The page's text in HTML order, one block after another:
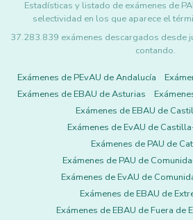
Estadísticas y listado de exámenes de
selectividad en los que aparece el
37.283.839 exámenes descargados desde
contando.
Exámenes de PEvAU de Andalucía
Exámenes de EBAU de Asturias
Exámenes de EBAU de
Exámenes de EvAU de
Exámenes de PAU de
Exámenes de PAU de
Exámenes de EvAU de
Exámenes de EBAU de
Exámenes de EBAU de Fuera de